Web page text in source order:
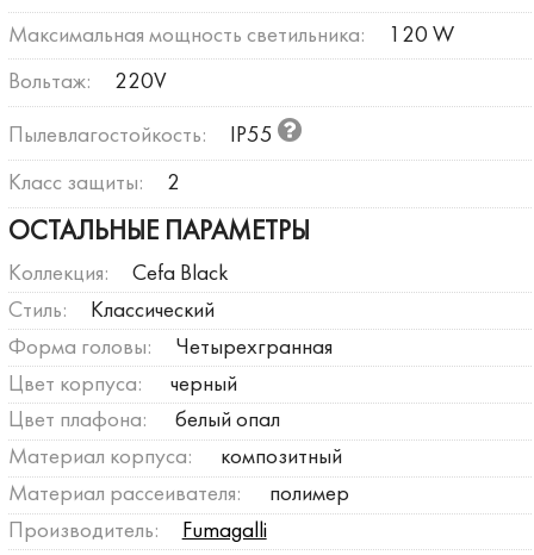
Максимальная мощность светильника: 120 W
Вольтаж: 220V
Пылевлагостойкость: IP55
Класс защиты: 2
ОСТАЛЬНЫЕ ПАРАМЕТРЫ
Коллекция:
Cefa Black
Стиль:
Классический
Форма головы:
Четырехгранная
Цвет корпуса:
черный
Цвет плафона:
белый опал
Материал корпуса:
композитный
Материал рассеивателя:
полимер
Производитель:
Fumagalli